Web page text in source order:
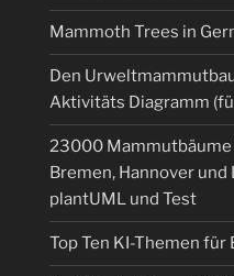
Mammoth Trees in
Den
Aktivitäts Diagramm
23000 Mammutbäume
Bremen, Hannover
plantUML und Test
Top Ten KI-Themen für